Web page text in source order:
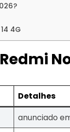
4G
Detalhes
anunciado